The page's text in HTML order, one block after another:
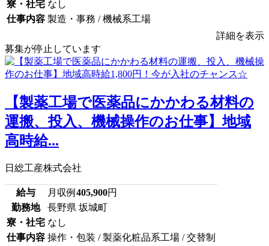
寮・社宅 なし
仕事内容 製造・事務 / 機械系工場
詳細を表示
募集が停止しています
【製薬工場で医薬品にかかわる材料の
運搬、投入、機械操作のお仕事】地域
高時給...
日総工産株式会社
給与 月収例 405,900円
勤務地
長野県 坂城町
寮・社宅 なし
仕事内容 操作・包装 / 製薬化粧品系工場 / 交替制